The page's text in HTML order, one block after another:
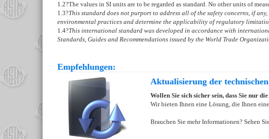
1.2?The values in SI units are to be regarded as standard. No other units of
1.3?This standard does not purport to address all of the safety concerns, if
environmental practices and determine the applicability of regulatory
1.4?This international standard was developed in accordance with
Standards, Guides and Recommendations issued by the World Trade
Empfehlungen:
Aktualisierung der
Wollen Sie sich sicher sein, dass Sie nur
Wir bieten Ihnen eine Lösung, die Ihnen
Brauchen Sie mehr Informationen? Sehen